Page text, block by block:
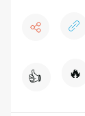
👍 🔥